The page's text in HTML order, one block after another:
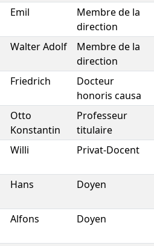
Emil
Membre de la
direction
Walter Adolf
Membre de la
direction
Friedrich
Docteur
honoris causa
Otto
Konstantin
Professeur
titulaire
Willi Privat-Docent
Hans Doyen
Alfons Doyen